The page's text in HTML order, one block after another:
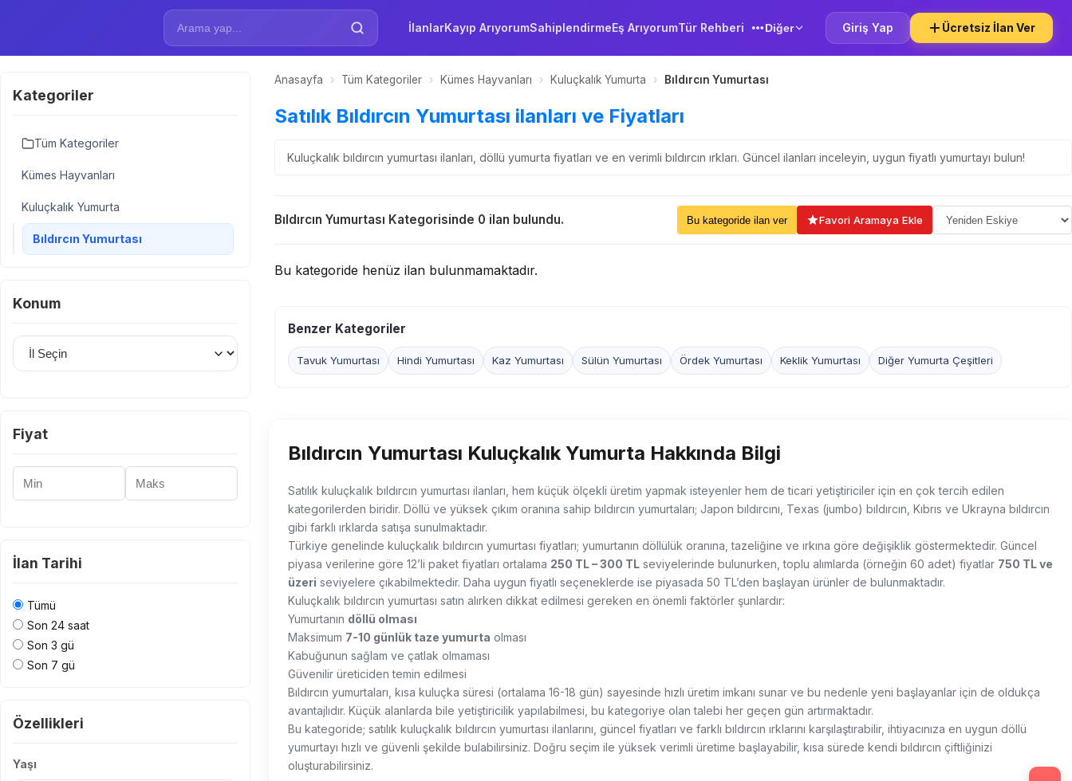
İlanlarKayıp ArıyorumSahiplendirmeEş ArıyorumTür Rehberi Diğer Giriş Yap Ücretsiz İlan Ver
Kategoriler
Tüm Kategoriler
Kümes Hayvanları
Kuluçkalık Yumurta
Bıldırcın Yumurtası
Konum
İl Seçin
Fiyat
Minimum Fiyat
Maksimum Fiyat
İlan Tarihi
Tümü
Son 24 saat
Son 3 gü
Son 7 gü
Özellikleri
Yaşı
Anasayfa › Tüm Kategoriler › Kümes Hayvanları › Kuluçkalık Yumurta › Bıldırcın Yumurtası
Satılık Bıldırcın Yumurtası ilanları ve Fiyatları
Kuluçkalık bıldırcın yumurtası ilanları, döllü yumurta fiyatları ve en verimli bıldırcın ırkları. Güncel ilanları inceleyin, uygun fiyatlı yumurtayı bulun!
Bıldırcın Yumurtası Kategorisinde 0 ilan bulundu. Bu kategoride ilan ver Favori Aramaya Ekle
Sıralama Seçin
Bu kategoride henüz ilan bulunmamaktadır.
Benzer Kategoriler
Tavuk Yumurtası Hindi Yumurtası Kaz Yumurtası Sülün Yumurtası Ördek Yumurtası Keklik Yumurtası Diğer Yumurta Çeşitleri
Bıldırcın Yumurtası Kuluçkalık Yumurta Hakkında Bilgi
Satılık kuluçkalık bıldırcın yumurtası ilanları, hem küçük ölçekli üretim yapmak isteyenler hem de ticari yetiştiriciler için en çok tercih edilen
kategorilerden biridir. Döllü ve yüksek çıkım oranına sahip bıldırcın yumurtaları; Japon bıldırcını, Texas (jumbo) bıldırcın, Kıbrıs ve Ukrayna bıldırcın
gibi farklı ırklarda satışa sunulmaktadır.
Türkiye genelinde kuluçkalık bıldırcın yumurtası fiyatları; yumurtanın döllülük oranına, tazeliğine ve ırkına göre değişiklik göstermektedir. Güncel
piyasa verilerine göre 12’li paket fiyatları ortalama 250 TL – 300 TLseviyelerinde bulunurken, toplu alımlarda (örneğin 60 adet) fiyatlar 750 TL ve
üzeri seviyelere çıkabilmektedir. Daha uygun fiyatlı seçeneklerde ise piyasada 50 TL’den başlayan ürünler de bulunmaktadır.
Kuluçkalık bıldırcın yumurtası satın alırken dikkat edilmesi gereken en önemli faktörler şunlardır:
Yumurtanın döllü olması
Maksimum 7-10 günlük taze yumurta olması
Kabuğunun sağlam ve çatlak olmaması
Güvenilir üreticiden temin edilmesi
Bıldırcın yumurtaları, kısa kuluçka süresi (ortalama 16-18 gün) sayesinde hızlı üretim imkanı sunar ve bu nedenle yeni başlayanlar için de oldukça
avantajlıdır. Küçük alanlarda bile yetiştiricilik yapılabilmesi, bu kategoriye olan talebi her geçen gün artırmaktadır.
Bu kategoride; satılık kuluçkalık bıldırcın yumurtası ilanlarını, güncel fiyatları ve farklı bıldırcın ırklarını karşılaştırabilir, ihtiyacınıza en uygun döllü
yumurtayı hızlı ve güvenli şekilde bulabilirsiniz. Doğru seçim ile yüksek verimli üretime başlayabilir, kısa sürede kendi bıldırcın çiftliğinizi
oluşturabilirsiniz.